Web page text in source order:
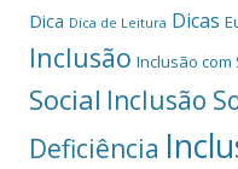
Dica Dica de Leitura Dicas
Inclusão Inclusão com
Social Inclusão
Deficiência